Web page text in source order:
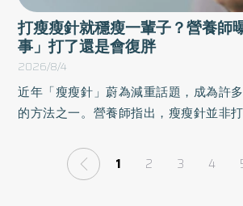
打瘦瘦針就穩瘦一輩子？營養師
事」打了還是會復胖
2026/8/4
近年「瘦瘦針」蔚為減重話題，成為許
的方法之一。營養師指出，瘦瘦針並非
面臨反彈回升的問題。若想避免停藥後
趁著食慾較容易控制的階段，建立均衡
1 2 3 4